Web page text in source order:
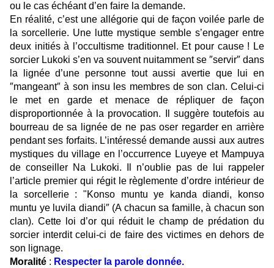
ou le cas échéant d’en faire la demande.
En réalité, c’est une allégorie qui de façon voilée parle de
la sorcellerie. Une lutte mystique semble s’engager entre
deux initiés à l’occultisme traditionnel. Et pour cause ! Le
sorcier Lukoki s’en va souvent nuitamment se ″servir″ dans
la lignée d’une personne tout aussi avertie que lui en
″mangeant″ à son insu les membres de son clan. Celui-ci
le met en garde et menace de répliquer de façon
disproportionnée à la provocation. Il suggère toutefois au
bourreau de sa lignée de ne pas oser regarder en arrière
pendant ses forfaits. L’intéressé demande aussi aux autres
mystiques du village en l’occurrence Luyeye et Mampuya
de conseiller Na Lukoki. Il n’oublie pas de lui rappeler
l’article premier qui régit le règlemente d’ordre intérieur de
la sorcellerie : "Konso muntu ye kanda diandi, konso
muntu ye luvila diandi″ (A chacun sa famille, à chacun son
clan). Cette loi d’or qui réduit le champ de prédation du
sorcier interdit celui-ci de faire des victimes en dehors de
son lignage.
Moralité : Respecter la parole donnée.